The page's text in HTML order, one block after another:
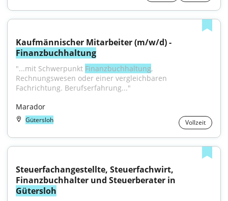
Finanzbuchhaltung
"...mit Schwerpunkt Finanzbuchhaltung,
Rechnungswesen oder einer vergleichbaren
Fachrichtung. Berufserfahrung..."
Marador
Gütersloh Vollzeit
Steuerfachangestellte, Steuerfachwirt,
Gütersloh